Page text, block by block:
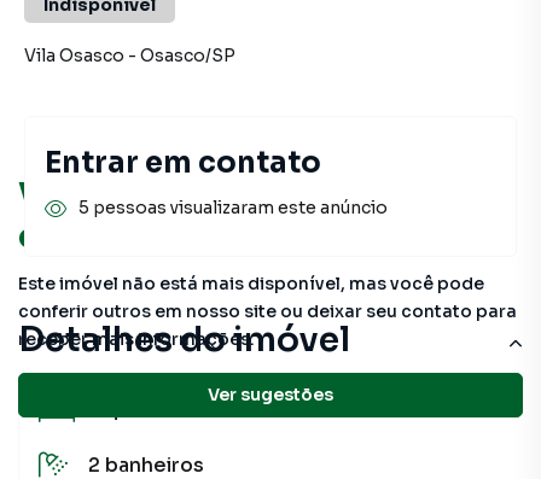
Você pode encontrar novas
oportunidades!
Este imóvel não está mais disponível, mas você pode
conferir outros em nosso site ou deixar seu contato para
receber mais informações.
Ver sugestões
Detalhes do imóvel
2 banheiros
Indisponível
Vila Osasco - Osasco/SP
Entrar em contato
5 pessoas visualizaram este anúncio